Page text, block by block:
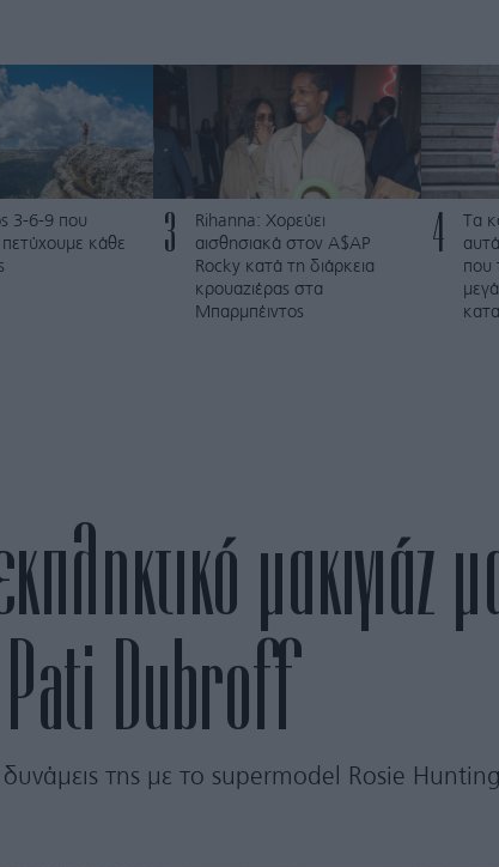
3-6-9 που
κάθε
3
Rihanna: Χορεύει
αισθησιακά στον A$AP
Rocky κατά τη διάρκεια
κρουαζιέρας στα
Μπαρμπέιντος
4
Τα
που
μακιγιάζ
Dubroff
της με το supermodel Rosie